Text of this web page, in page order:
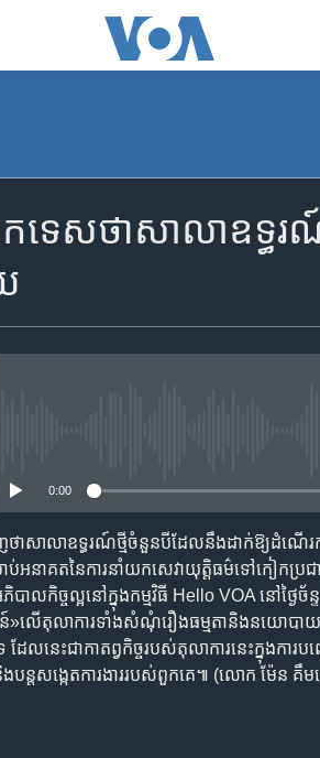
ទេស​ថា​សាលាឧទ្ធ
0:00
ា​សាលាឧទ្ធរណ៍​ថ្មី​ចំនួន​បី​ដែល​នឹង​ដាក់​ឱ្យ​ដំណើរក
ប់​អនាគត​នៃ​ការ​នាំ​យក​សេវា​យុត្តិធម៌​ទៅ​កៀក​ប្រជ
កិច្ច​ល្អ​នៅក្នុង​កម្មវិធី Hello VOA នៅ​ថ្ងៃច័ន្ទ​
‍»​លើ​តុលាការ​ទាំងសំណុំរឿង​ធម្មតា​និង​នយោបាយ​។
នេះ​ជា​កាតព្វកិច្ច​របស់​តុលាការ​នេះ​ក្នុងការ​បញ្
ន្ត​សង្កេត​ការងារ​របស់​ពួកគេ៕ (លោក ម៉ែន